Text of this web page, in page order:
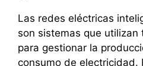
Las redes eléctricas
son sistemas que utilizan
para gestionar la
consumo de electricidad.